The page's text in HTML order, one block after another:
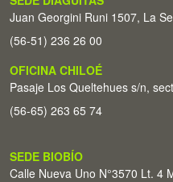
Juan Georgini Runi 1507, La
(56-51) 236 26 00
OFICINA CHILOÉ
Pasaje Los Queltehues s/n,
(56-65) 263 65 74
SEDE BIOBÍO
Calle Nueva Uno N°3570 Lt. 4